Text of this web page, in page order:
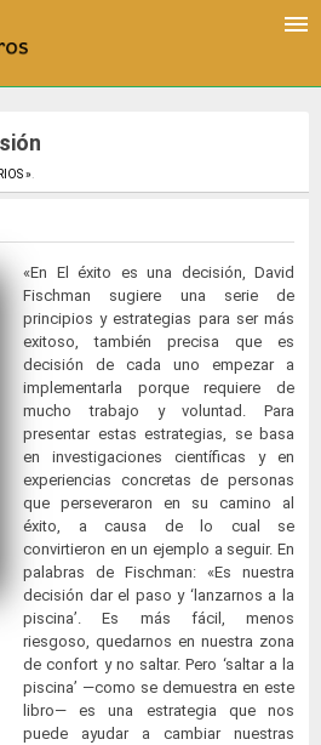
».
«En El éxito es una decisión, David
Fischman sugiere una serie de
principios y estrategias para ser más
exitoso, también precisa que es
decisión de cada uno empezar a
implementarla porque requiere de
mucho trabajo y voluntad. Para
presentar estas estrategias, se basa
en investigaciones científicas y en
experiencias concretas de personas
que perseveraron en su camino al
éxito, a causa de lo cual se
convirtieron en un ejemplo a seguir. En
palabras de Fischman: «Es nuestra
decisión dar el paso y ‘lanzarnos a la
piscina’. Es más fácil, menos
riesgoso, quedarnos en nuestra zona
de confort y no saltar. Pero ‘saltar a la
piscina’ —como se demuestra en este
libro— es una estrategia que nos
puede ayudar a cambiar nuestras